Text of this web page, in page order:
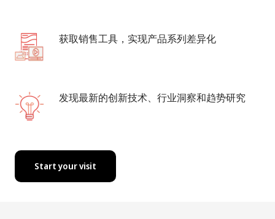
获取销售工具，实现产品系列差异化
发现最新的创新技术、行业洞察和趋势研究
Start your visit